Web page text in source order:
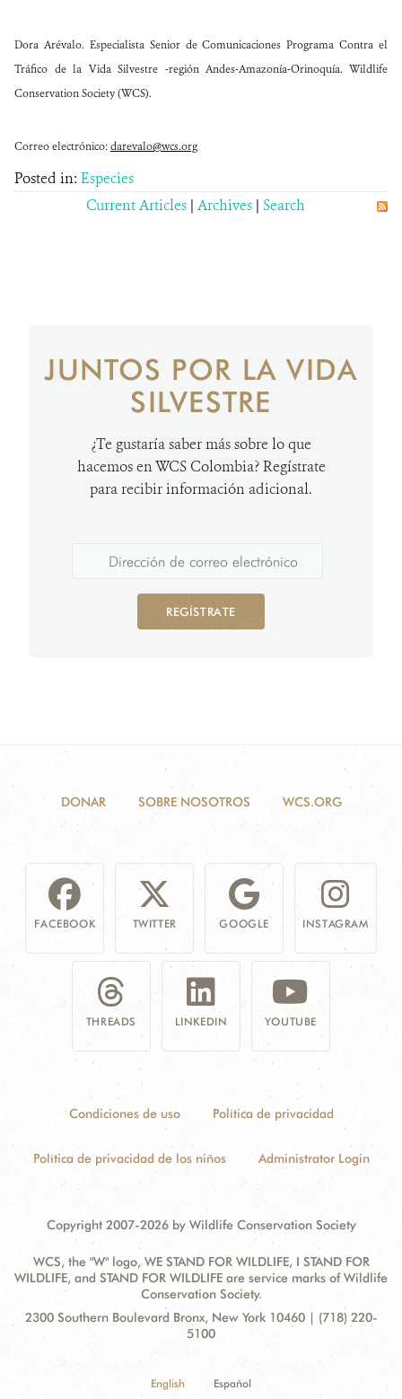
Dora Arévalo. Especialista Senior de Comunicaciones Programa Contra el
Tráfico de la Vida Silvestre -región Andes-Amazonía-Orinoquía. Wildlife
Conservation Society (WCS).
Correo electrónico:darevalo@wcs.org
Posted in: Especies
Current Articles | Archives | Search
JUNTOS POR LA VIDA
SILVESTRE
¿Te gustaría saber más sobre lo que
hacemos en WCS Colombia? Regístrate
para recibir información adicional.
REGÍSTRATE
DONAR SOBRE NOSOTROS WCS.ORG
FACEBOOK TWITTER GOOGLE INSTAGRAM
THREADS LINKEDIN YOUTUBE
Condiciones de uso Política de privacidad
Política de privacidad de los niños Administrator Login
Copyright 2007-2026 by Wildlife Conservation Society
WCS, the "W" logo, WE STAND FOR WILDLIFE, I STAND FOR
WILDLIFE, and STAND FOR WILDLIFE are service marks of Wildlife
Conservation Society.
Contact
Address:
2300 Southern Boulevard Bronx, New York 10460 | (718) 220-
5100
English Español